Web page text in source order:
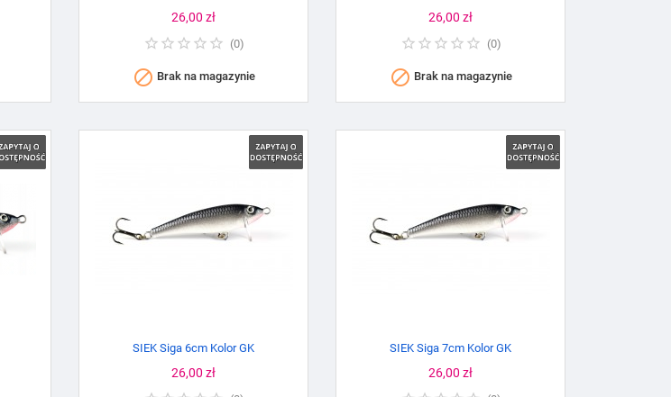
Cena
26,00 zł
(0)
 Brak na magazynie
Cena
26,00 zł
(0)
 Brak na magazynie
SIEK Siga 6cm Kolor GK
Cena
26,00 zł
SIEK Siga 7cm Kolor GK
Cena
26,00 zł